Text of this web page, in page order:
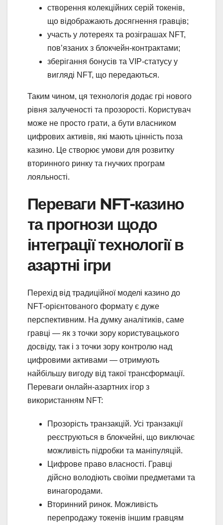
створення колекційних серій токенів,
що відображають досягнення гравців;
участь у лотереях та розіграшах NFT,
пов’язаних з блокчейн-контрактами;
зберігання бонусів та VIP-статусу у
вигляді NFT, що передаються.
Таким чином, ця технологія додає грі нового
рівня залученості та прозорості. Користувач
може не просто грати, а бути власником
цифрових активів, які мають цінність поза
казино. Це створює умови для розвитку
вторинного ринку та гнучких програм
лояльності.
Переваги NFT-казино
та прогнози щодо
інтеграції технології в
азартні ігри
Перехід від традиційної моделі казино до
NFT-орієнтованого формату є дуже
перспективним. На думку аналітиків, саме
гравці — як з точки зору користувацького
досвіду, так і з точки зору контролю над
цифровими активами — отримують
найбільшу вигоду від такої трансформації.
Переваги онлайн-азартних ігор з
використанням NFT:
Прозорість транзакцій. Усі транзакції
реєструються в блокчейні, що виключає
можливість підробки та маніпуляцій.
Цифрове право власності. Гравці
дійсно володіють своїми предметами та
винагородами.
Вторинний ринок. Можливість
перепродажу токенів іншим гравцям